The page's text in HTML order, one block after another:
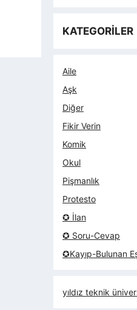
KATEGORİLER
Aile
Aşk
Diğer
Fikir Verin
Komik
Okul
Pişmanlık
Protesto
✪ İlan
✪ Soru-Cevap
✪Kayıp-Bulunan
yıldız teknik